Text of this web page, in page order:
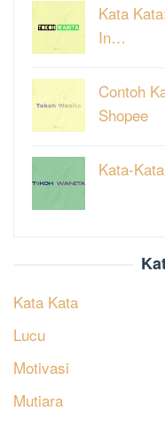
Kata
In…
Contoh
Shopee
Kata-
Kata Kata
Lucu
Motivasi
Mutiara